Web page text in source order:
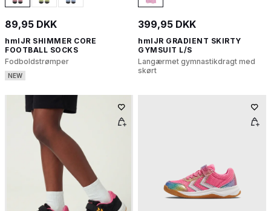
89,95 DKK
hmlJR SHIMMER CORE
FOOTBALL SOCKS
Fodboldstrømper
NEW
399,95 DKK
hmlJR GRADIENT SKIRTY
GYMSUIT L/S
Langærmet gymnastikdragt med
skørt